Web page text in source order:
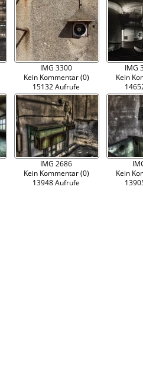
IMG 3300
Kein Kommentar (0)
15132 Aufrufe
IMG
Kein
IMG 2686
Kein Kommentar (0)
13948 Aufrufe
Kein